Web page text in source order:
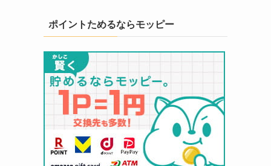
ポイントためるならモッピー